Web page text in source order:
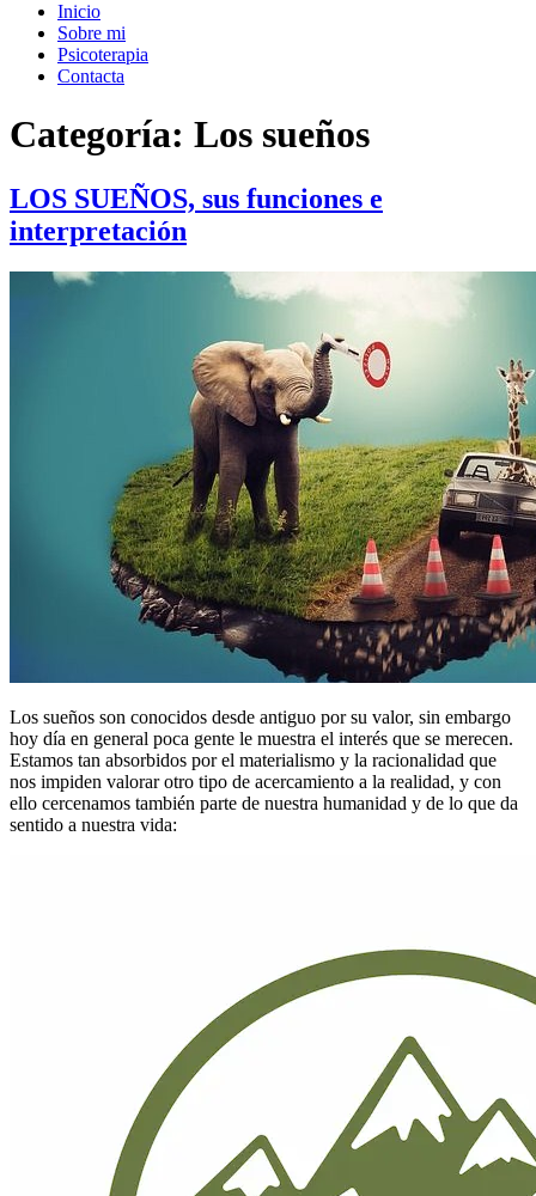
Inicio
Sobre mi
Psicoterapia
Contacta
Categoría: Los sueños
LOS SUEÑOS, sus funciones e
interpretación
Los sueños son conocidos desde antiguo por su valor, sin embargo
hoy día en general poca gente le muestra el interés que se merecen.
Estamos tan absorbidos por el materialismo y la racionalidad que
nos impiden valorar otro tipo de acercamiento a la realidad, y con
ello cercenamos también parte de nuestra humanidad y de lo que da
sentido a nuestra vida: